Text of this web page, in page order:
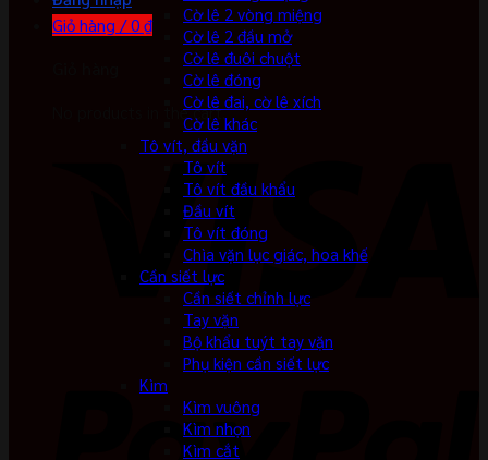
Giỏ hàng /0 ₫
No products in the cart.
Cờ lê 2 vòng miệng
Cờ lê 2 đầu mở
Cờ lê đuôi chuột
Cờ lê đóng
Cờ lê đai, cờ lê xích
Cờ lê khác
Tô vít, đầu vặn
Tô vít
Tô vít đầu khẩu
Đầu vít
Tô vít đóng
Chìa vặn lục giác, hoa khế
Cần siết lực
Cần siết chỉnh lực
Tay vặn
Bộ khẩu tuýt tay vặn
Phụ kiện cần siết lực
Kìm
Kìm vuông
Kìm nhọn
Kìm cắt